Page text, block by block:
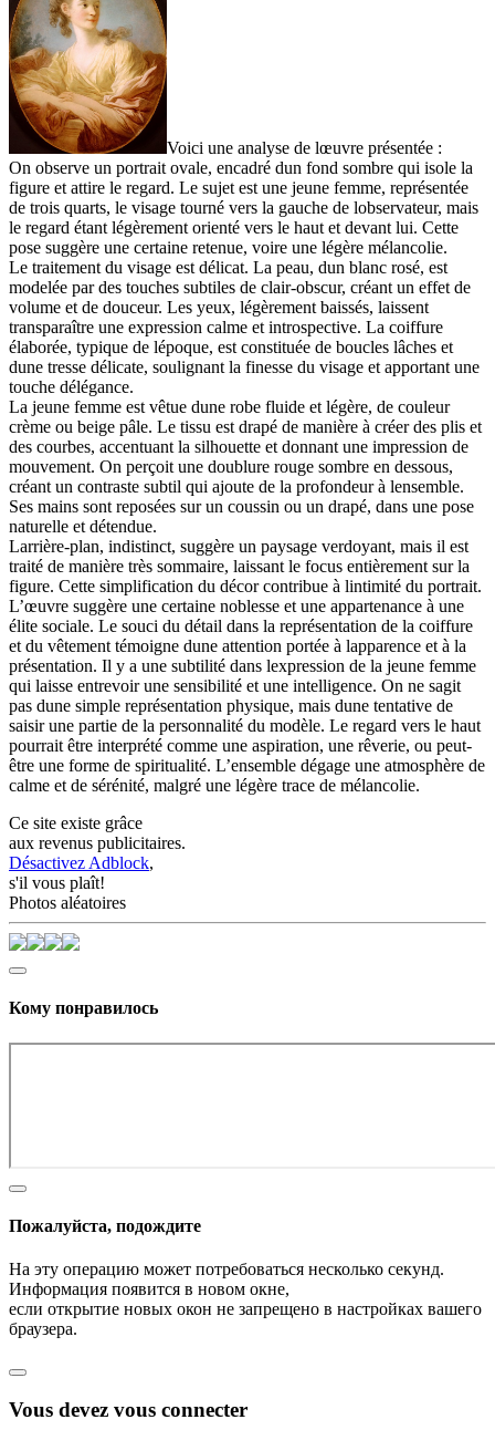
Voici une analyse de lœuvre présentée :
On observe un portrait ovale, encadré dun fond sombre qui isole la
figure et attire le regard. Le sujet est une jeune femme, représentée
de trois quarts, le visage tourné vers la gauche de lobservateur, mais
le regard étant légèrement orienté vers le haut et devant lui. Cette
pose suggère une certaine retenue, voire une légère mélancolie.
Le traitement du visage est délicat. La peau, dun blanc rosé, est
modelée par des touches subtiles de clair-obscur, créant un effet de
volume et de douceur. Les yeux, légèrement baissés, laissent
transparaître une expression calme et introspective. La coiffure
élaborée, typique de lépoque, est constituée de boucles lâches et
dune tresse délicate, soulignant la finesse du visage et apportant une
touche délégance.
La jeune femme est vêtue dune robe fluide et légère, de couleur
crème ou beige pâle. Le tissu est drapé de manière à créer des plis et
des courbes, accentuant la silhouette et donnant une impression de
mouvement. On perçoit une doublure rouge sombre en dessous,
créant un contraste subtil qui ajoute de la profondeur à lensemble.
Ses mains sont reposées sur un coussin ou un drapé, dans une pose
naturelle et détendue.
Larrière-plan, indistinct, suggère un paysage verdoyant, mais il est
traité de manière très sommaire, laissant le focus entièrement sur la
figure. Cette simplification du décor contribue à lintimité du portrait.
L’œuvre suggère une certaine noblesse et une appartenance à une
élite sociale. Le souci du détail dans la représentation de la coiffure
et du vêtement témoigne dune attention portée à lapparence et à la
présentation. Il y a une subtilité dans lexpression de la jeune femme
qui laisse entrevoir une sensibilité et une intelligence. On ne sagit
pas dune simple représentation physique, mais dune tentative de
saisir une partie de la personnalité du modèle. Le regard vers le haut
pourrait être interprété comme une aspiration, une rêverie, ou peut-
être une forme de spiritualité. L’ensemble dégage une atmosphère de
calme et de sérénité, malgré une légère trace de mélancolie.
Ce site existe grâce
aux revenus publicitaires.
Désactivez Adblock,
s'il vous plaît!
Photos aléatoires
Кому понравилось
Пожалуйста, подождите
На эту операцию может потребоваться несколько секунд.
Информация появится в новом окне,
если открытие новых окон не запрещено в настройках вашего
браузера.
Vous devez vous connecter